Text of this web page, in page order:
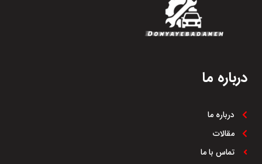
درباره ما
درباره ما
مقالات
تماس با ما